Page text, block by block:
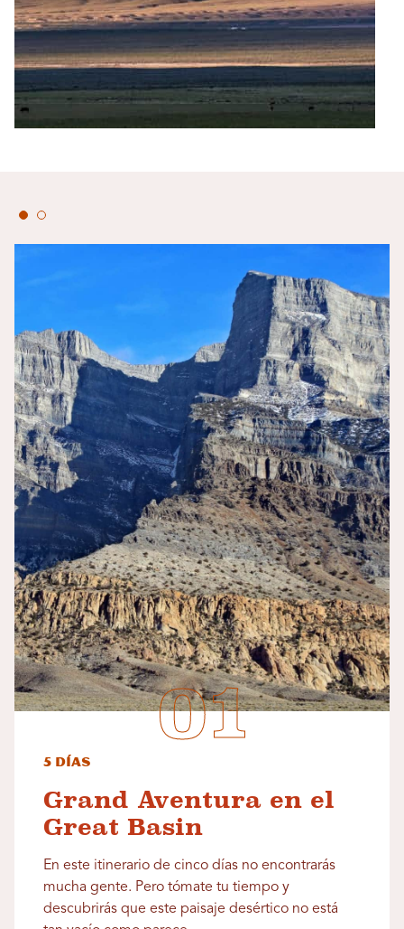
5 días
Grand Aventura en el
Great Basin
En este itinerario de cinco días no encontrarás
mucha gente. Pero tómate tu tiempo y
descubrirás que este paisaje desértico no está